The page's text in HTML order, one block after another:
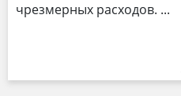
чрезмерных расходов.